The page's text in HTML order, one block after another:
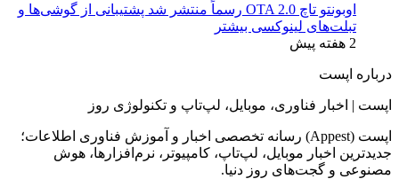
اوبونتو تاچ OTA 2.0 رسماً منتشر شد پشتیبانی از گوشی‌ها و
تبلت‌های لینوکسی بیشتر
2 هفته پیش
درباره اپست
اپست | اخبار فناوری، موبایل، لپ‌تاپ و تکنولوژی روز
اپست (Appest) رسانه تخصصی اخبار و آموزش فناوری اطلاعات؛
جدیدترین اخبار موبایل، لپ‌تاپ، کامپیوتر، نرم‌افزارها، هوش
مصنوعی و گجت‌های روز دنیا.